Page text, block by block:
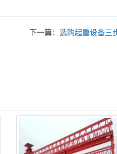
下一篇： 选购起重设备三